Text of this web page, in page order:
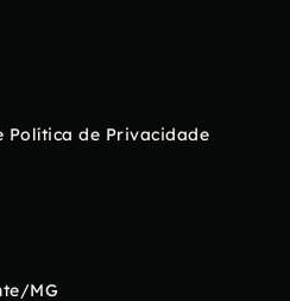
Política de Privacidade
MG